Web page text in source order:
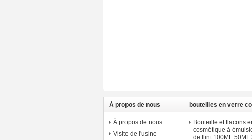
À propos de nous
À propos de nous
Visite de l'usine
bouteilles en verre
Bouteille et flacons
cosmétique à
de flint 100ML 50ML